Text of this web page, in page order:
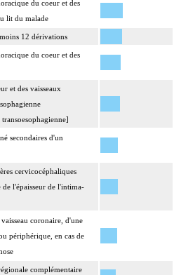
du coeur et des
lit du malade
12 dérivations
du coeur et des
et des vaisseaux
secondaires d'un
cervicocéphaliques
de l'épaisseur de l'intima-
coronaire, d'une
périphérique, en cas de
complémentaire